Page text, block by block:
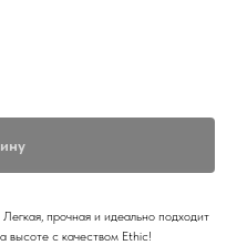
прочная и идеально подходит
высоте с качеством Ethic!